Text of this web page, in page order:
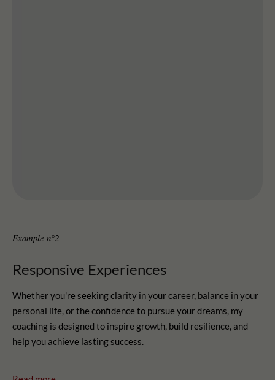
Example n°2
Responsive Experiences
Whether you're seeking clarity in your career, balance in your
personal life, or the confidence to pursue your dreams, my
coaching is designed to inspire growth, build resilience, and
help you achieve lasting success.